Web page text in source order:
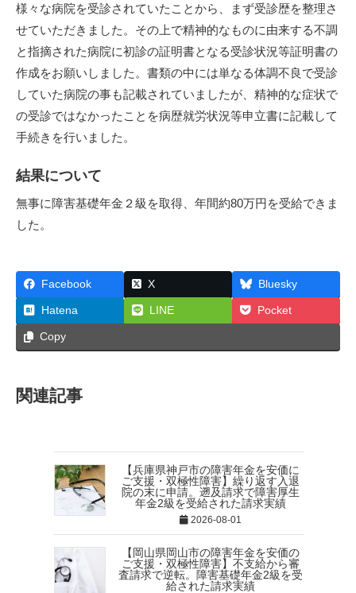
様々な病院を受診されていたことから、まず受診歴を整理さ
せていただきました。その上で精神的なものに由来する不調
と指摘された病院に初診の証明書となる受診状況等証明書の
作成をお願いしました。書類の中には単なる体調不良で受診
していた病院の事も記載されていましたが、精神的な症状で
の受診ではなかったことを病歴就労状況等申立書に記載して
手続きを行いました。
結果について
無事に障害基礎年金２級を取得、年間約80万円を受給できま
した。
Facebook X Bluesky
Hatena LINE Pocket
Copy
関連記事
【兵庫県神戸市の障害年金を安価に
ご支援・双極性障害】繰り返す入退
院の末に申請。遡及請求で障害厚生
年金2級を受給された請求実績
2026-08-01
【岡山県岡山市の障害年金を安価の
ご支援・双極性障害】不支給から審
査請求で逆転。障害基礎年金2級を受
給された請求実績